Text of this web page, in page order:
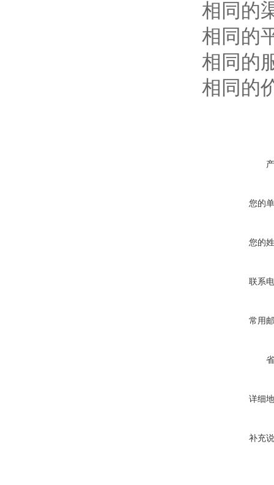
相同的
相同的
相同的
相同的
您的
您的
联系
常用
详细
补充